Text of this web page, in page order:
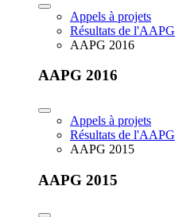
Appels à projets
Résultats de l'AAPG
AAPG 2016
AAPG 2016
Appels à projets
Résultats de l'AAPG
AAPG 2015
AAPG 2015